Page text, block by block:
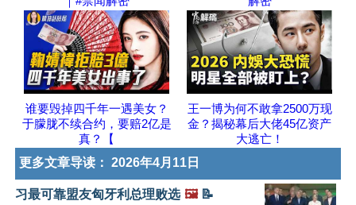
谁要毁掉四千年一遇美女？
于朦胧不续合约，要赔2亿是
真？【
王一博为何不敢拿2500万现
金？揭秘幕后大佬45亿资产
大逃亡！
更多文章导读： 2026年4月11日
习最可靠盟友匈牙利总理败选 🖼️📝